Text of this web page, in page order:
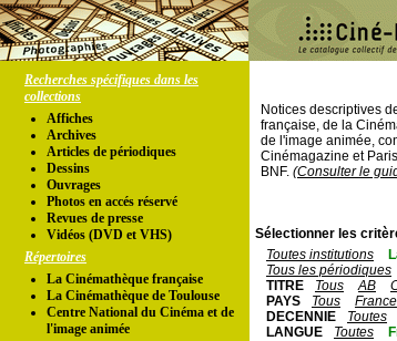
Recherches spécifiques dans les
collections
Affiches
Archives
Articles de périodiques
Dessins
Ouvrages
Photos en accés réservé
Revues de presse
Vidéos (DVD et VHS)
Répertoires
La Cinémathèque française
La Cinémathèque de Toulouse
Centre National du Cinéma et de
l'image animée
Notices descriptives
française, de la
de l'image animée,
Cinémagazine et
BNF. (Consulter le
Sélectionner les
Toutes institutions
Tous les périodiques
TITRE
Tous AB
PAYS
Tous France
DECENNIE
Toutes
LANGUE
Toutes